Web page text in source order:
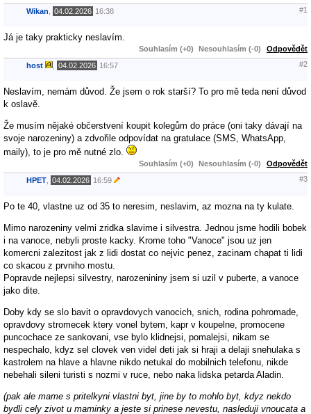
Wikan 04.02.2026 16:38 #1
Já je taky prakticky neslavím.
Souhlasím (+0) Nesouhlasím (-0) Odpovědět
host 04.02.2026 16:57 #2
Neslavím, nemám důvod. Že jsem o rok starší? To pro mě teda není důvod
k oslavě.
Že musím nějaké občerstvení koupit kolegům do práce (oni taky dávají na
svoje narozeniny) a zdvořile odpovídat na gratulace (SMS, WhatsApp,
maily), to je pro mě nutné zlo.
Souhlasím (+0) Nesouhlasím (-0) Odpovědět
HPET 04.02.2026 16:59 #3
Po te 40, vlastne uz od 35 to neresim, neslavim, az mozna na ty kulate.
Mimo narozeniny velmi zridka slavime i silvestra. Jednou jsme hodili bobek
i na vanoce, nebyli proste kacky. Krome toho "Vanoce" jsou uz jen
komercni zalezitost jak z lidi dostat co nejvic penez, zacinam chapat ti lidi
co skacou z prvniho mostu.
Popravde nejlepsi silvestry, narozenininy jsem si uzil v puberte, a vanoce
jako dite.
Doby kdy se slo bavit o opravdovych vanocich, snich, rodina pohromade,
opravdovy stromecek ktery vonel bytem, kapr v koupelne, promocene
puncochace ze sankovani, vse bylo klidnejsi, pomalejsi, nikam se
nespechalo, kdyz sel clovek ven videl deti jak si hraji a delaji snehulaka s
kastrolem na hlave a hlavne nikdo netukal do mobilnich telefonu, nikde
nebehali sileni turisti s nozmi v ruce, nebo naka lidska petarda Aladin.
(pak ale mame s pritelkyni vlastni byt, jine by to mohlo byt, kdyz nekdo
bydli cely zivot u maminky a jeste si prinese nevestu, nasleduji vnoucata a